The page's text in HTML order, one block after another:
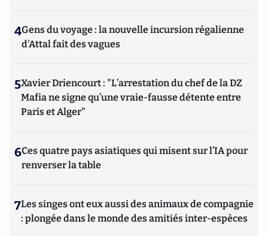
4Gens du voyage : la nouvelle incursion régalienne
d'Attal fait des vagues
5Xavier Driencourt : "L’arrestation du chef de la DZ
Mafia ne signe qu’une vraie-fausse détente entre
Paris et Alger"
6Ces quatre pays asiatiques qui misent sur l’IA pour
renverser la table
7Les singes ont eux aussi des animaux de compagnie
: plongée dans le monde des amitiés inter-espèces